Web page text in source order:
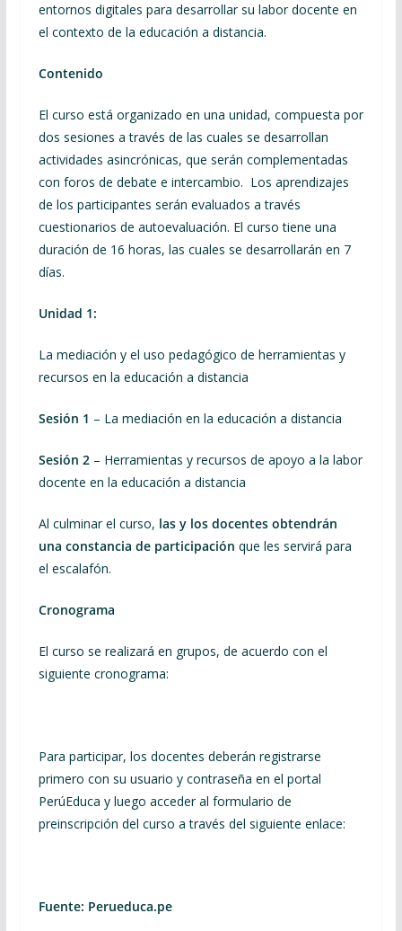
entornos digitales para desarrollar su labor docente en
el contexto de la educación a distancia.
Contenido
El curso está organizado en una unidad, compuesta por
dos sesiones a través de las cuales se desarrollan
actividades asincrónicas, que serán complementadas
con foros de debate e intercambio. Los aprendizajes
de los participantes serán evaluados a través
cuestionarios de autoevaluación. El curso tiene una
duración de 16 horas, las cuales se desarrollarán en 7
días.
Unidad 1:
La mediación y el uso pedagógico de herramientas y
recursos en la educación a distancia
Sesión 1 – La mediación en la educación a distancia
Sesión 2– Herramientas y recursos de apoyo a la labor
docente en la educación a distancia
Al culminar el curso, las y los docentes obtendrán
una constancia de participación que les servirá para
el escalafón.
Cronograma
El curso se realizará en grupos, de acuerdo con el
siguiente cronograma:
Para participar, los docentes deberán registrarse
primero con su usuario y contraseña en el portal
PerúEduca y luego acceder al formulario de
preinscripción del curso a través del siguiente enlace:
Fuente: Perueduca.pe